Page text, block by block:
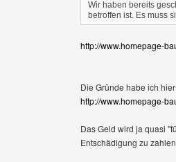
Wir haben bereits
betroffen ist. Es muss
http://www.homepage-
Die Gründe habe ich
http://www.homepage-
Das Geld wird ja quasi
Entschädigung zu